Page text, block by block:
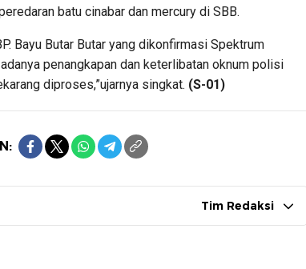
batu cinabar dan mercury di SBB.
Bayu Butar Butar yang dikonfirmasi Spektrum
penangkapan dan keterlibatan oknum polisi
diproses,”ujarnya singkat. (S-01)
Tim Redaksi